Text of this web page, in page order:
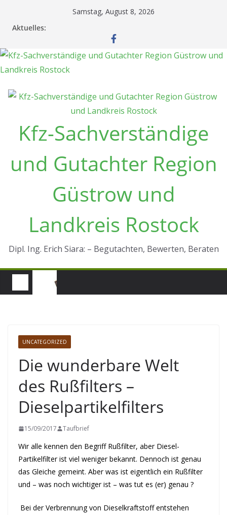
Samstag, August 8, 2026
Aktuelles:
Kfz-Sachverständige
und Gutachter Region
Güstrow und
Landkreis Rostock
Dipl. Ing. Erich Siara: – Begutachten, Bewerten, Beraten
UNCATEGORIZED
Die wunderbare Welt
des Rußfilters –
Dieselpartikelfilters
15/09/2017 Taufbrief
Wir alle kennen den Begriff Rußfilter, aber Diesel-
Partikelfilter ist viel weniger bekannt. Dennoch ist genau
das Gleiche gemeint. Aber was ist eigentlich ein Rußfilter
und – was noch wichtiger ist – was tut es (er) genau ?
Bei der Verbrennung von Dieselkraftstoff entstehen